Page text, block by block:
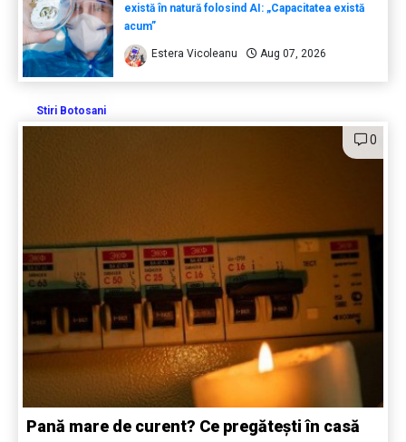
există în natură folosind AI: „Capacitatea există
acum”
Estera Vicoleanu Aug 07, 2026
Stiri Botosani
0
Pană mare de curent? Ce pregătești în casă